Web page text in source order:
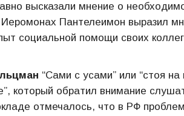
высказали мнение о
Пантелеимон выразил
социальной помощи своих коллег
“Сами с усами” или “стоя на
который обратил внимание
отмечалось, что в РФ